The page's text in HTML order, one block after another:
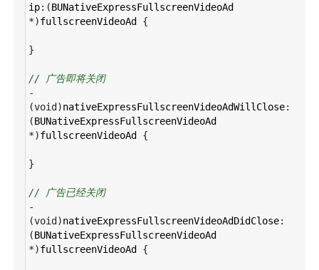
ip:(BUNativeExpressFullscreenVideoAd
*)fullscreenVideoAd {
}
// 广告即将关闭
-
(void )nativeExpressFullscreenVideoAdWillClose:
(BUNativeExpressFullscreenVideoAd
*)fullscreenVideoAd {
}
// 广告已经关闭
-
(void )nativeExpressFullscreenVideoAdDidClose:
(BUNativeExpressFullscreenVideoAd
*)fullscreenVideoAd {